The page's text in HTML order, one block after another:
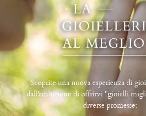
Scoprite una nuova esperienza di
dall’ambizione di offrirvi "gioielli
diverse promesse: